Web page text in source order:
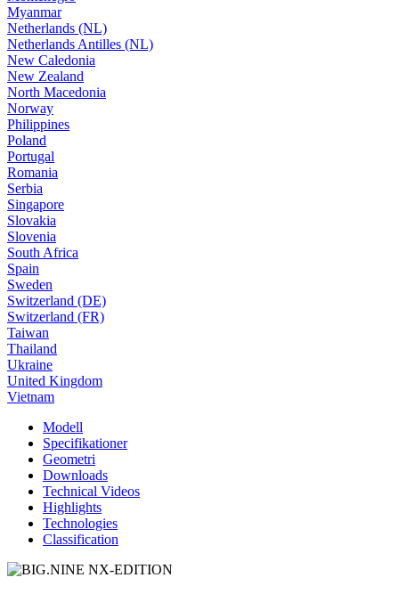
Myanmar
Netherlands (NL)
Netherlands Antilles (NL)
New Caledonia
New Zealand
North Macedonia
Norway
Philippines
Poland
Portugal
Romania
Serbia
Singapore
Slovakia
Slovenia
South Africa
Spain
Sweden
Switzerland (DE)
Switzerland (FR)
Taiwan
Thailand
Ukraine
United Kingdom
Vietnam
Modell
Specifikationer
Geometri
Downloads
Technical Videos
Highlights
Technologies
Classification